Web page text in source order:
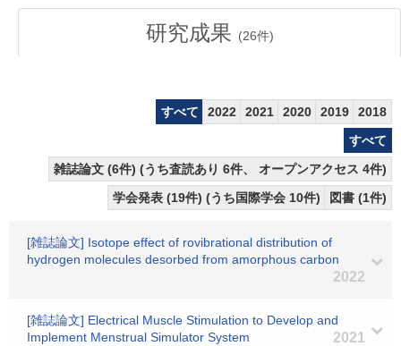
研究成果 (26件)
すべて 2022 2021 2020 2019
2018
すべて
雑誌論文 (6件) (うち査読あり 6件、 オープンアクセス 4件)
学会発表 (19件) (うち国際学会 10件)
図書 (1件)
[雑誌論文] Isotope effect of rovibrational distribution of
hydrogen molecules desorbed from amorphous carbon
2022
[雑誌論文] Electrical Muscle Stimulation to Develop and
Implement Menstrual Simulator System
2021